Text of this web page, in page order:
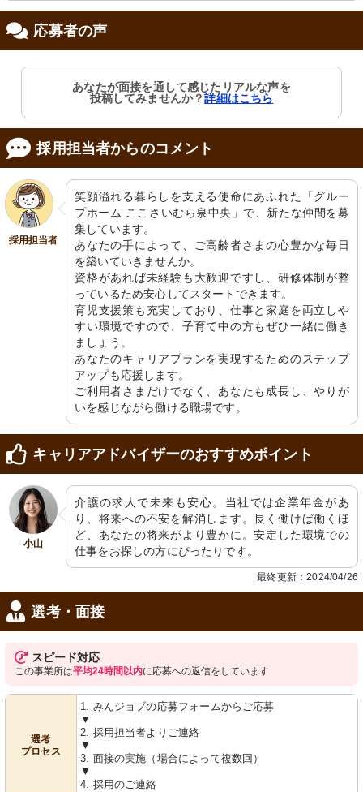
エレベーター
アクセス容易なエレベーターで、段差
のないスムーズな移動を実現していま
す。
談話室
清潔感のある空間で、落ち着いた時間
え、安心感を与える環境です。
エントランス
清潔感があり、木のぬくもりを感じる
アットホームな受付空間です。
自動ドア
広々とした入口は清潔感があり、悠々
自適な職場環境を予感させます。
外観
スタイリッシュなデザインの建物前面
応募者の声
あなたが面接を通して感じたリアルな声を
投稿してみませんか？詳細はこちら
採用担当者からのコメント
採用担当者
笑顔溢れる暮らしを支える使命にあふれた「グルー
プホーム ここさいむら泉中央」で、新たな仲間を募
集しています。
あなたの手によって、ご高齢者さまの心豊かな毎日
を築いていきませんか。
資格があれば未経験も大歓迎ですし、研修体制が整
っているため安心してスタートできます。
育児支援策も充実しており、仕事と家庭を両立しや
すい環境ですので、子育て中の方もぜひ一緒に働き
ましょう。
あなたのキャリアプランを実現するためのステップ
アップも応援します。
ご利用者さまだけでなく、あなたも成長し、やりが
いを感じながら働ける職場です。
キャリアアドバイザーのおすすめポイント
小山
介護の求人で未来も安心。当社では企業年金があ
り、将来への不安を解消します。長く働けば働くほ
ど、あなたの将来がより豊かに。安定した環境での
仕事をお探しの方にぴったりです。
最終更新：2024/04/26
選考・面接
スピード対応
この事業所は平均24時間以内に応募への返信をしています
選考
プロセス
1. みんジョブの応募フォームからご応募
▼
2. 採用担当者よりご連絡
▼
3. 面接の実施（場合によって複数回）
▼
4. 採用のご連絡